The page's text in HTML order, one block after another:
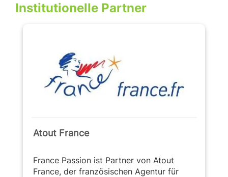
Institutionelle Partner
Atout France
France Passion ist Partner von Atout
France, der französischen Agentur für